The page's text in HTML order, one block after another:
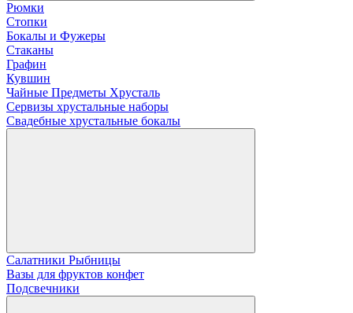
Рюмки
Стопки
Бокалы и Фужеры
Стаканы
Графин
Кувшин
Чайные Предметы Хрусталь
Сервизы хрустальные наборы
Свадебные хрустальные бокалы
Салатники Рыбницы
Вазы для фруктов конфет
Подсвечники